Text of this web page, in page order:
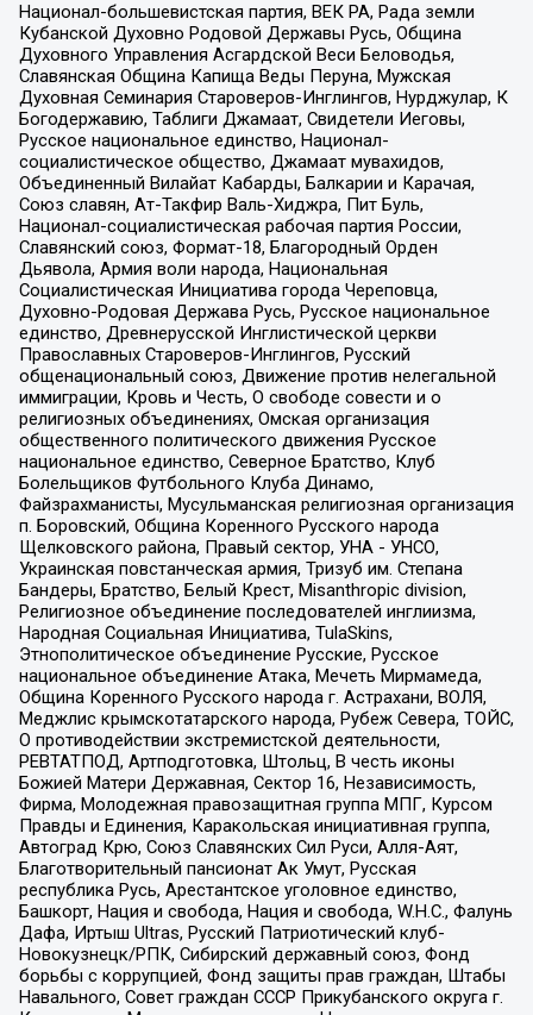
Национал-большевистская партия, ВЕК РА, Рада земли
Кубанской Духовно Родовой Державы Русь, Община
Духовного Управления Асгардской Веси Беловодья,
Славянская Община Капища Веды Перуна, Мужская
Духовная Семинария Староверов-Инглингов, Нурджулар, К
Богодержавию, Таблиги Джамаат, Свидетели Иеговы,
Русское национальное единство, Национал-
социалистическое общество, Джамаат мувахидов,
Объединенный Вилайат Кабарды, Балкарии и Карачая,
Союз славян, Ат-Такфир Валь-Хиджра, Пит Буль,
Национал-социалистическая рабочая партия России,
Славянский союз, Формат-18, Благородный Орден
Дьявола, Армия воли народа, Национальная
Социалистическая Инициатива города Череповца,
Духовно-Родовая Держава Русь, Русское национальное
единство, Древнерусской Инглистической церкви
Православных Староверов-Инглингов, Русский
общенациональный союз, Движение против нелегальной
иммиграции, Кровь и Честь, О свободе совести и о
религиозных объединениях, Омская организация
общественного политического движения Русское
национальное единство, Северное Братство, Клуб
Болельщиков Футбольного Клуба Динамо,
Файзрахманисты, Мусульманская религиозная организация
п. Боровский, Община Коренного Русского народа
Щелковского района, Правый сектор, УНА - УНСО,
Украинская повстанческая армия, Тризуб им. Степана
Бандеры, Братство, Белый Крест, Misanthropic division,
Религиозное объединение последователей инглиизма,
Народная Социальная Инициатива, TulaSkins,
Этнополитическое объединение Русские, Русское
национальное объединение Атака, Мечеть Мирмамеда,
Община Коренного Русского народа г. Астрахани, ВОЛЯ,
Меджлис крымскотатарского народа, Рубеж Севера, ТОЙС,
О противодействии экстремистской деятельности,
РЕВТАТПОД, Артподготовка, Штольц, В честь иконы
Божией Матери Державная, Сектор 16, Независимость,
Фирма, Молодежная правозащитная группа МПГ, Курсом
Правды и Единения, Каракольская инициативная группа,
Автоград Крю, Союз Славянских Сил Руси, Алля-Аят,
Благотворительный пансионат Ак Умут, Русская
республика Русь, Арестантское уголовное единство,
Башкорт, Нация и свобода, Нация и свобода, W.H.С., Фалунь
Дафа, Иртыш Ultras, Русский Патриотический клуб-
Новокузнецк/РПК, Сибирский державный союз, Фонд
борьбы с коррупцией, Фонд защиты прав граждан, Штабы
Навального, Совет граждан СССР Прикубанского округа г.